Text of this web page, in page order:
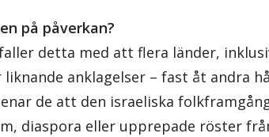
på påverkan?
detta med att flera länder,
liknande anklagelser – fast åt andra
de att den israeliska
diaspora eller upprepade röster